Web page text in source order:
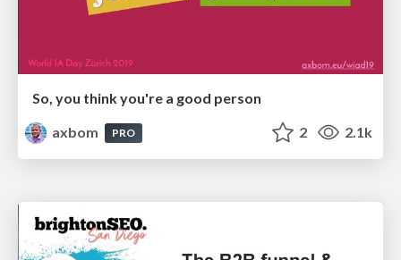
So, you think you're a good person
axbom
PRO 2 2.1k